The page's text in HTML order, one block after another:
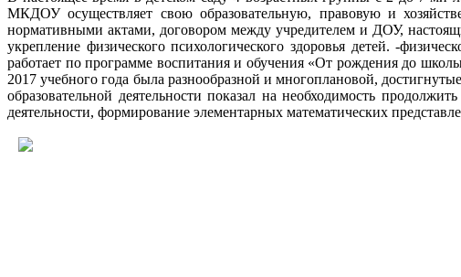
МКДОУ осуществляет свою образовательную, правовую и
нормативными актами, договором между учредителем и ДОУ,
укрепление физического психологического здоровья детей. -
работает по программе воспитания и обучения «От рождения до
2017 учебного года была разнообразной и многоплановой,
образовательной деятельности показал на необходимость
деятельности, формирование элементарных математических